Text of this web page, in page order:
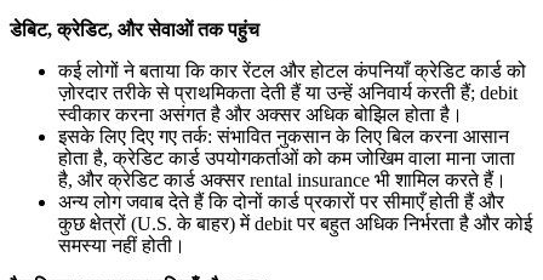
डेबिट, क्रेडिट, और सेवाओं तक पहुंच
कई लोगों ने बताया कि कार रेंटल और होटल कंपनियाँ क्रेडिट कार्ड को
ज़ोरदार तरीके से प्राथमिकता देती हैं या उन्हें अनिवार्य करती हैं; debit
स्वीकार करना असंगत है और अक्सर अधिक बोझिल होता है।
इसके लिए दिए गए तर्क: संभावित नुकसान के लिए बिल करना आसान
होता है, क्रेडिट कार्ड उपयोगकर्ताओं को कम जोखिम वाला माना जाता
है, और क्रेडिट कार्ड अक्सर rental insurance भी शामिल करते हैं।
अन्य लोग जवाब देते हैं कि दोनों कार्ड प्रकारों पर सीमाएँ होती हैं और
कुछ क्षेत्रों (U.S. के बाहर) में debit पर बहुत अधिक निर्भरता है और कोई
समस्या नहीं होती।